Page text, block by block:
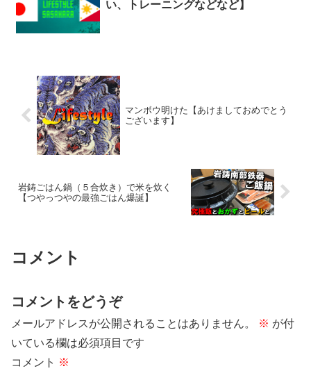
い、トレーニングなどなど】
マンボウ明けた【あけましておめでとう
ございます】
岩鋳ごはん鍋（５合炊き）で米を炊く
【つやっつやの最強ごはん爆誕】
コメント
コメントをどうぞ
メールアドレスが公開されることはありません。 ※ が付
いている欄は必須項目です
コメント ※